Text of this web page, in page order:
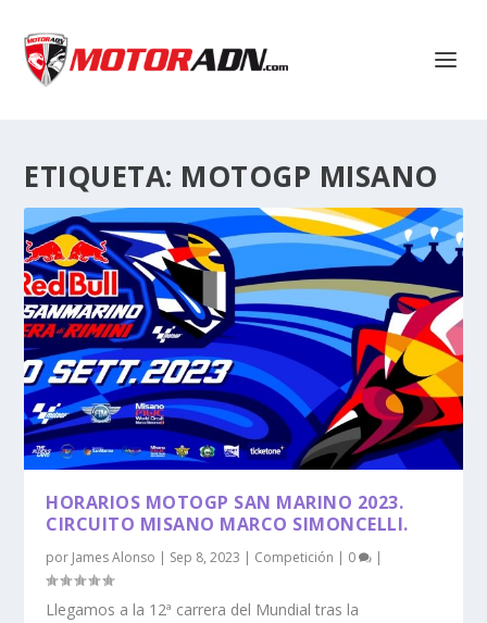
ETIQUETA: MOTOGP MISANO
HORARIOS MOTOGP SAN MARINO 2023.
CIRCUITO MISANO MARCO SIMONCELLI.
por James Alonso | Sep 8, 2023 | Competición | 0 |
Llegamos a la 12ª carrera del Mundial tras la